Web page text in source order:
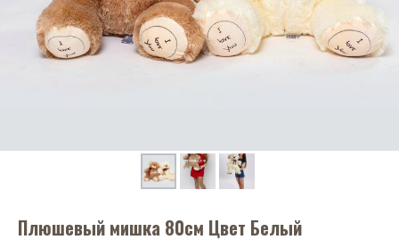
Плюшевый мишка 80см Цвет Белый